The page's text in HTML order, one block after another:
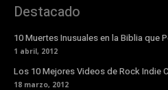
Destacado
10 Muertes Inusuales en la Biblia que
1 abril, 2012
Los 10 Mejores Videos de Rock Indie
18 marzo, 2012